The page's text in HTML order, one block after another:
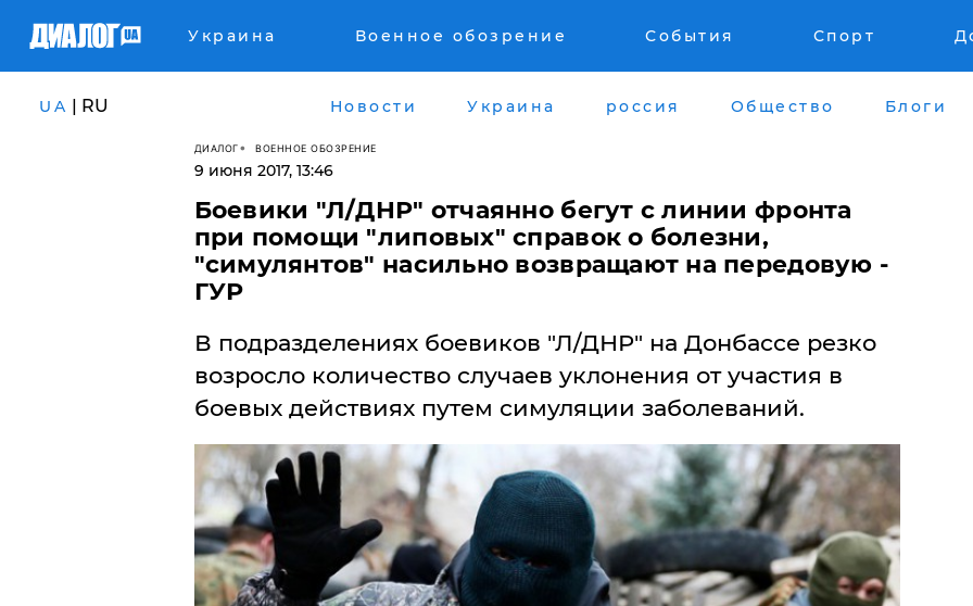
Украина Военное обозрение События Спорт
UA | RU Новости Украина россия Общество Блоги
ДИАЛОГ ВОЕННОЕ ОБОЗРЕНИЕ
9 июня 2017, 13:46
Боевики "Л/ДНР" отчаянно бегут с линии фронта
при помощи "липовых" справок о болезни,
"симулянтов" насильно возвращают на передовую -
ГУР
В подразделениях боевиков "Л/ДНР" на Донбассе резко
возросло количество случаев уклонения от участия в
боевых действиях путем симуляции заболеваний.